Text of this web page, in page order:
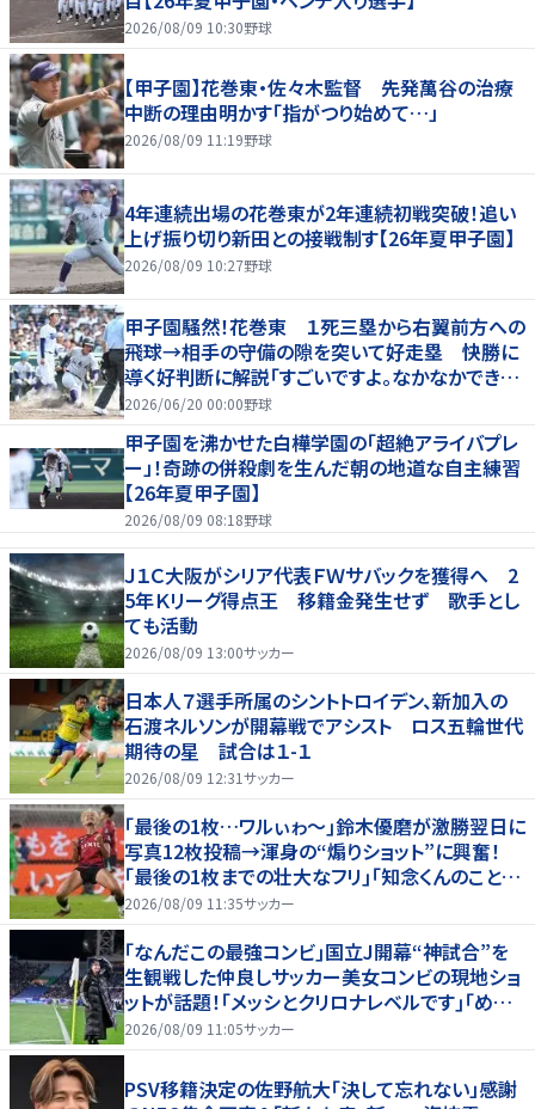
2026/08/09 10:30野球
【甲子園】花巻東・佐々木監督 先発萬谷の治療
中断の理由明かす「指がつり始めて…」
2026/08/09 11:19野球
4年連続出場の花巻東が2年連続初戦突破！追い
上げ振り切り新田との接戦制す【26年夏甲子園】
2026/08/09 10:27野球
甲子園騒然！花巻東 １死三塁から右翼前方への
飛球→相手の守備の隙を突いて好走塁 快勝に
導く好判断に解説「すごいですよ。なかなかできな
いプレー」
2026/06/20 00:00野球
甲子園を沸かせた白樺学園の「超絶アライバプレ
ー」！奇跡の併殺劇を生んだ朝の地道な自主練習
【26年夏甲子園】
2026/08/09 08:18野球
Ｊ１Ｃ大阪がシリア代表ＦＷサバックを獲得へ 2
5年Ｋリーグ得点王 移籍金発生せず 歌手とし
ても活動
2026/08/09 13:00サッカー
日本人７選手所属のシントトロイデン、新加入の
石渡ネルソンが開幕戦でアシスト ロス五輪世代
期待の星 試合は１-１
2026/08/09 12:31サッカー
｢最後の1枚…ワルぃゎ〜｣鈴木優磨が激勝翌日に
写真12枚投稿→渾身の“煽りショット”に興奮！
｢最後の1枚までの壮大なフリ｣｢知念くんのことど
んだけ好きなんよｗ｣
2026/08/09 11:35サッカー
｢なんだこの最強コンビ｣国立J開幕“神試合”を
生観戦した仲良しサッカー美女コンビの現地ショ
ットが話題！｢メッシとクリロナレベルです｣｢めちゃ
くちゃ可愛い｣
2026/08/09 11:05サッカー
PSV移籍決定の佐野航大「決して忘れない」感謝